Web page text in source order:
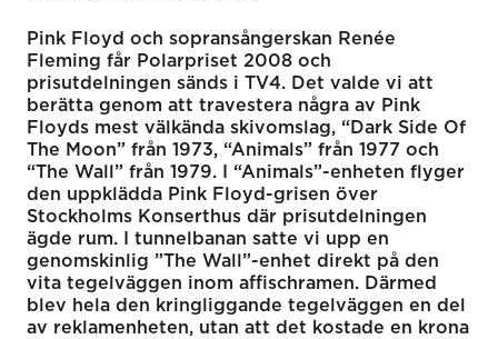
Pink Floyd och sopransångerskan Renée
Fleming får Polarpriset 2008 och
prisutdelningen sänds i TV4. Det valde vi att
berätta genom att travestera några av Pink
Floyds mest välkända skivomslag, “Dark Side Of
The Moon” från 1973, “Animals” från 1977 och
“The Wall” från 1979. I “Animals”-enheten flyger
den uppklädda Pink Floyd-grisen över
Stockholms Konserthus där prisutdelningen
ägde rum. I tunnelbanan satte vi upp en
genomskinlig ”The Wall”-enhet direkt på den
vita tegelväggen inom affischramen. Därmed
blev hela den kringliggande tegelväggen en del
av reklamenheten, utan att det kostade en krona